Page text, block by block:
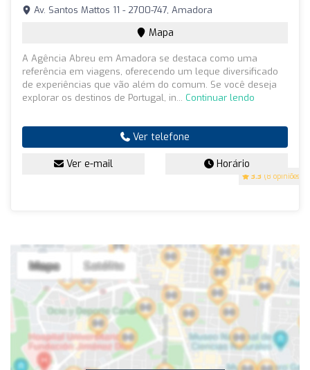
3.3 (8 opiniões)
Av. Santos Mattos 11 - 2700-747, Amadora
Mapa
A Agência Abreu em Amadora se destaca como uma
referência em viagens, oferecendo um leque diversificado
de experiências que vão além do comum. Se você deseja
explorar os destinos de Portugal, in... Continuar lendo
Ver telefone
Ver e-mail Horário